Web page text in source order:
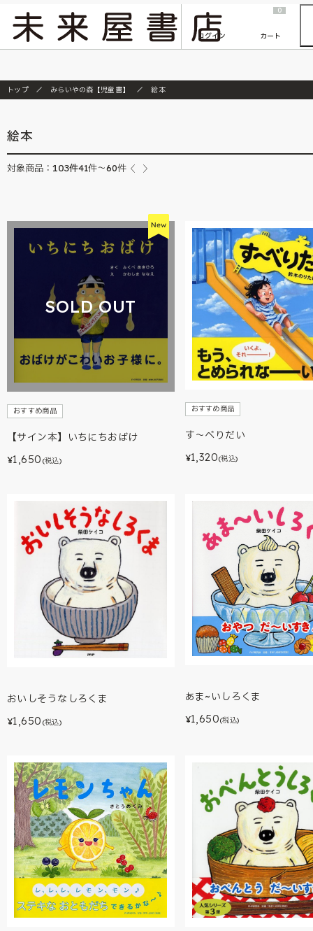
『ONE PIECE magazine 021 ONE PIECEカード付き同梱版』発売延期のご案内
ログイン
0
カート
トップ みらいやの森【児童書】 絵本
絵本
対象商品： 103件41件～60件
SOLD OUT
おすすめ商品
【サイン本】いちにちおばけ
¥1,650 (税込)
おすすめ商品
す～べりだい
¥1,320(税込)
おいしそうなしろくま
¥1,650 (税込)
あま~いしろくま
¥1,650(税込)